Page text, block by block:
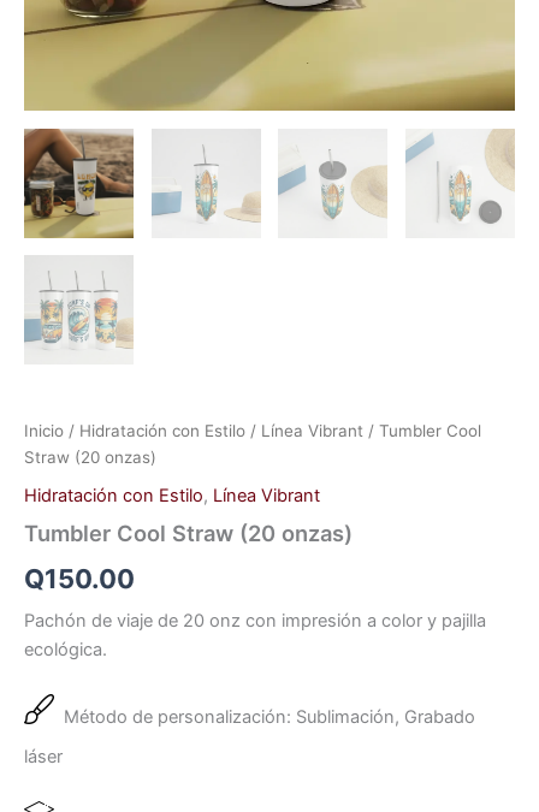
Inicio / Hidratación con Estilo / Línea Vibrant / Tumbler Cool
Straw (20 onzas)
Hidratación con Estilo, Línea Vibrant
Tumbler Cool Straw (20 onzas)
Q150.00
Pachón de viaje de 20 onz con impresión a color y pajilla
ecológica.
Método de personalización: Sublimación, Grabado
láser